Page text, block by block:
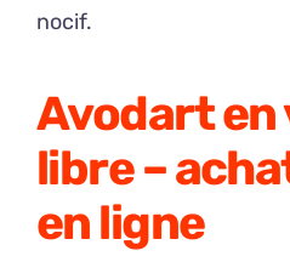
nocif.
Avodart en
libre –
en ligne